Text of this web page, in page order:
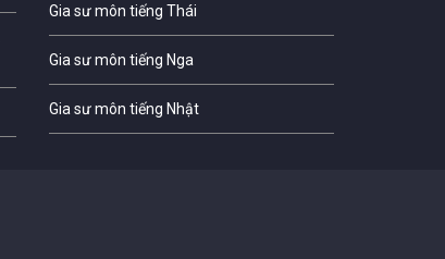
Gia sư môn tiếng Thái
Gia sư môn tiếng Nga
Gia sư môn tiếng Nhật